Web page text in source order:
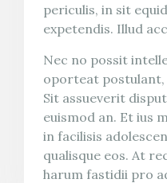
periculis, in sit
expetendis. Illud
Nec no possit
oporteat postulant,
Sit assueverit
euismod an. Et ius
in facilisis
qualisque eos. At
harum fastidii pro